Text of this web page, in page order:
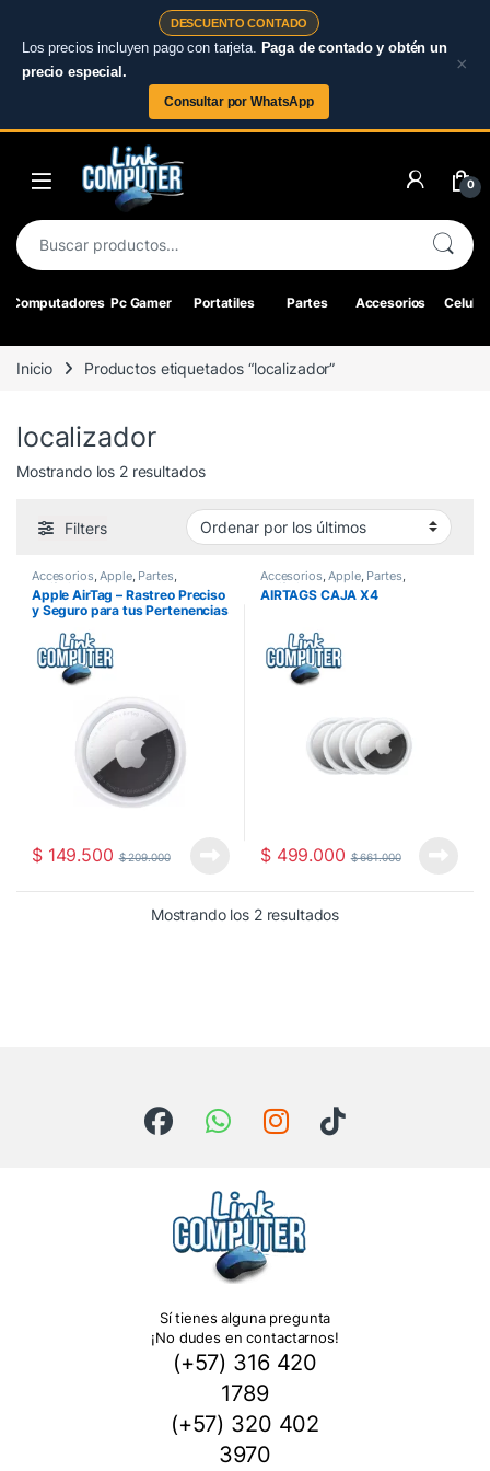
DESCUENTO CONTADO
Los precios incluyen pago con tarjeta. Paga de contado y obtén un
precio especial.
Consultar por WhatsApp
×
Skip to navigation
0
Buscar por:
Computadores Pc Gamer Portatiles Partes Accesorios
Inicio Productos etiquetados “localizador”
localizador
Mostrando los 2 resultadosOrdenado por los últimos
Filters
Accesorios Apple, Partes
Perifericos
Apple AirTag – Rastreo Preciso
y Seguro para tus Pertenencias
$149.500 $209.000
Accesorios Apple, Partes
Perifericos
AIRTAGS CAJA X4
$499.000 $661.000
Mostrando los 2 resultadosOrdenado por los
Sí tienes alguna pregunta
¡No dudes en contactarnos!
(+57) 316 420
1789
(+57) 320 402
3970